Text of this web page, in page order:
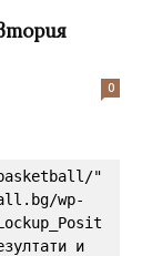
0
"
wp-
и